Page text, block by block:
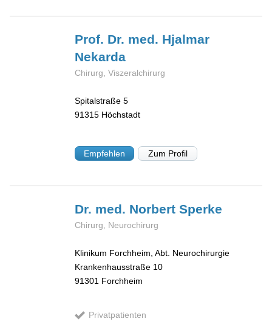
Prof. Dr. med. Hjalmar
Nekarda
Chirurg, Viszeralchirurg
Spitalstraße 5
91315 Höchstadt
Empfehlen Zum Profil
Dr. med. NorbertSperke
Chirurg, Neurochirurg
Klinikum Forchheim, Abt. Neurochirurgie
Krankenhausstraße 10
91301 Forchheim
Privatpatienten